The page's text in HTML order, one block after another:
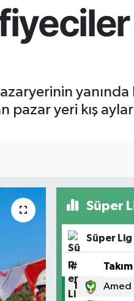
yanında
pazar yeri kış
Süper
Süper Lig
# Takım
1 Amed